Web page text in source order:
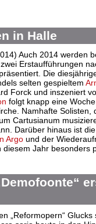
in Halle
Auch 2014 werden
Erstaufführungen
Die
selten gespieltem
Forck und inszeniert
folgt knapp eine
Namhafte
Cartusianum
Darüber hinaus ist
Argound der
diesem Jahr besonders
„Reformopern“